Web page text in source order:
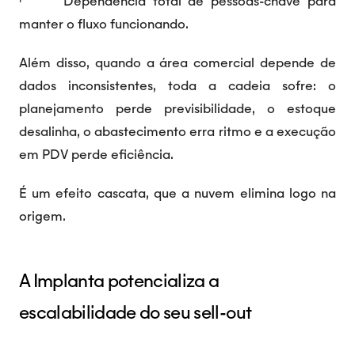
manter o fluxo funcionando.
Além disso, quando a área comercial depende de
dados inconsistentes, toda a cadeia sofre: o
planejamento perde previsibilidade, o estoque
desalinha, o abastecimento erra ritmo e a execução
em PDV perde eficiência.
É um efeito cascata, que a nuvem elimina logo na
origem.
A Implanta potencializa a
escalabilidade do seu sell-out